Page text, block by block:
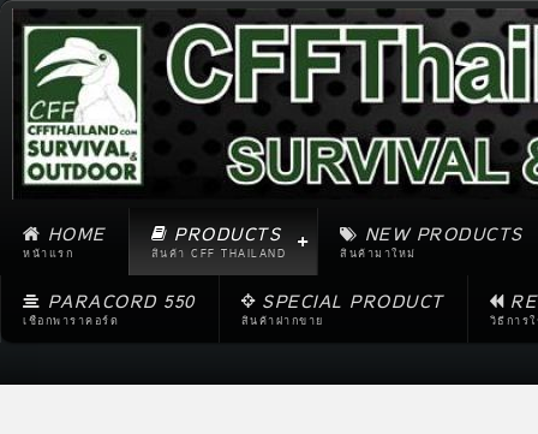
HOME
หน้าแรก
PRODUCTS
สินค้า CFF THAILAND
NEW PRODUCTS
สินค้ามาใหม่
PARACORD 550
เชือกพาราคอร์ด
SPECIAL PRODUCT
สินค้าฝากขาย วิธีการ